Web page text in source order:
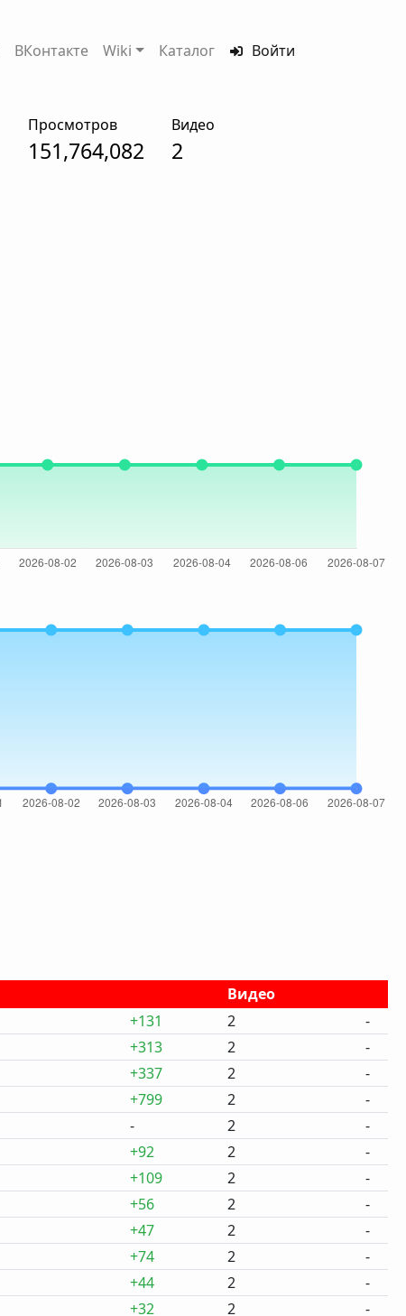
ВКонтакте Wiki Каталог Войти
Просмотров
151,764,082
Видео
2
Видео
+131 2
-
+313 2
-
+337 2
-
+799 2
-
- 2
-
+92 2
-
+109 2
-
+56 2
-
+47 2
-
+74 2
-
+44 2
-
+32 2
-